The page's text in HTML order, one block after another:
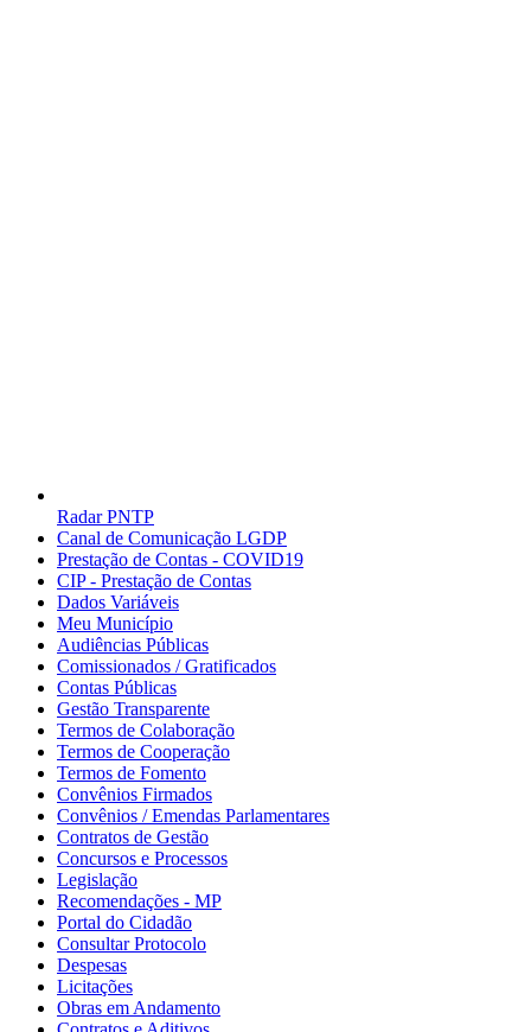
Radar PNTP
Canal de Comunicação LGDP
Prestação de Contas - COVID19
CIP - Prestação de Contas
Dados Variáveis
Meu Município
Audiências Públicas
Comissionados / Gratificados
Contas Públicas
Gestão Transparente
Termos de Colaboração
Termos de Cooperação
Termos de Fomento
Convênios Firmados
Convênios / Emendas Parlamentares
Contratos de Gestão
Concursos e Processos
Legislação
Recomendações - MP
Portal do Cidadão
Consultar Protocolo
Despesas
Licitações
Obras em Andamento